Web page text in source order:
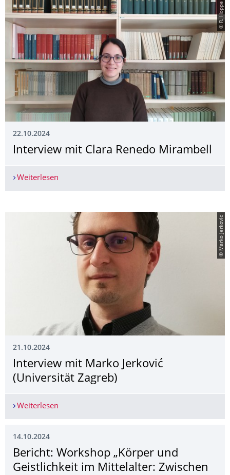
© R. Hoppe
22.10.2024
Interview mit Clara Renedo Mirambell
Weiterlesen
© Marko Jerkovic
21.10.2024
Interview mit Marko Jerković
(Universität Zagreb)
Weiterlesen
14.10.2024
Bericht: Workshop „Körper und
Geistlichkeit im Mittelalter: Zwischen